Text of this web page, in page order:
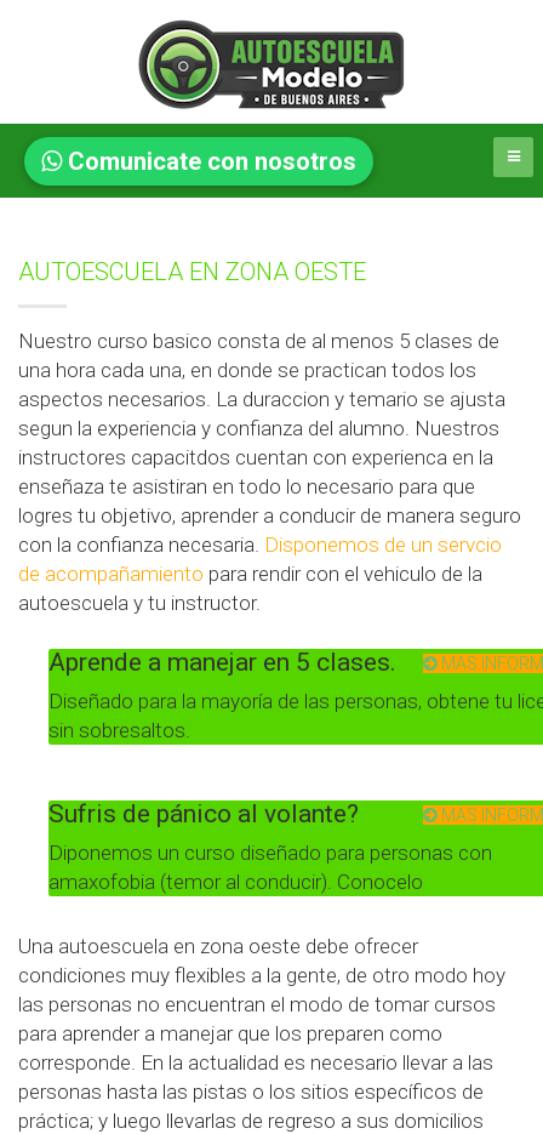
Comunicate con nosotros
AUTOESCUELA EN ZONA OESTE
Nuestro curso basico consta de al menos 5 clases de
una hora cada una, en donde se practican todos los
aspectos necesarios. La duraccion y temario se ajusta
segun la experiencia y confianza del alumno. Nuestros
instructores capacitdos cuentan con experienca en la
enseñaza te asistiran en todo lo necesario para que
logres tu objetivo, aprender a conducir de manera seguro
con la confianza necesaria. Disponemos de un servcio
de acompañamiento para rendir con el vehiculo de la
autoescuela y tu instructor.
MAS
Aprende a manejar en 5 clases.
Diseñado para la mayoría de las personas, obtene tu
sin sobresaltos.
MAS
Sufris de pánico al volante?
Diponemos un curso diseñado para personas con
amaxofobia (temor al conducir). Conocelo
Una autoescuela en zona oeste debe ofrecer
condiciones muy flexibles a la gente, de otro modo hoy
las personas no encuentran el modo de tomar cursos
para aprender a manejar que los preparen como
corresponde. En la actualidad es necesario llevar a las
personas hasta las pistas o los sitios específicos de
práctica; y luego llevarlas de regreso a sus domicilios